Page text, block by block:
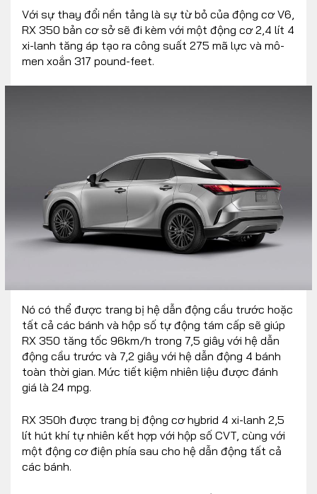
Với sự thay đổi nền tảng là sự từ bỏ của động cơ V6,
RX 350 bản cơ sở sẽ đi kèm với một động cơ 2,4 lít 4
xi-lanh tăng áp tạo ra công suất 275 mã lực và mô-
men xoắn 317 pound-feet.
Nó có thể được trang bị hệ dẫn động cầu trước hoặc
tất cả các bánh và hộp số tự động tám cấp sẽ giúp
RX 350 tăng tốc 96km/h trong 7,5 giây với hệ dẫn
động cầu trước và 7,2 giây với hệ dẫn động 4 bánh
toàn thời gian. Mức tiết kiệm nhiên liệu được đánh
giá là 24 mpg.
RX 350h được trang bị động cơ hybrid 4 xi-lanh 2,5
lít hút khí tự nhiên kết hợp với hộp số CVT, cùng với
một động cơ điện phía sau cho hệ dẫn động tất cả
các bánh.